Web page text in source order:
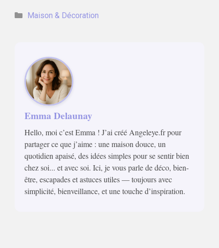
Catégories
Maison & Décoration
Emma Delaunay
Hello, moi c’est Emma ! J’ai créé Angeleye.fr pour
partager ce que j’aime : une maison douce, un
quotidien apaisé, des idées simples pour se sentir bien
chez soi... et avec soi. Ici, je vous parle de déco, bien-
être, escapades et astuces utiles — toujours avec
simplicité, bienveillance, et une touche d’inspiration.